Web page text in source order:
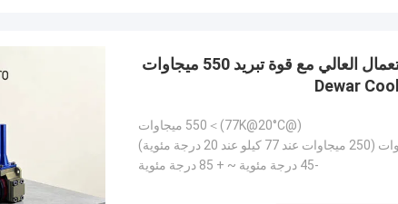
RS058 سائل التبريد الاصطناعي المقاوم للاستعمال العالي مع قوة تبريد 550 ميجاوات
(@77K@20°C)＞550 ميجاوات
-45 درجة مئوية ~ + 85 درجة مئوية